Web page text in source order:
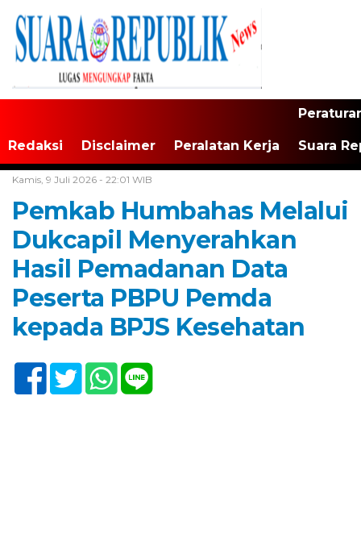
Redaksi Disclaimer Peralatan Kerja Suara
Kamis, 9 Juli 2026 - 22:01 WIB
Pemkab Humbahas Melalui
Dukcapil Menyerahkan
Hasil Pemadanan Data
Peserta PBPU Pemda
kepada BPJS Kesehatan